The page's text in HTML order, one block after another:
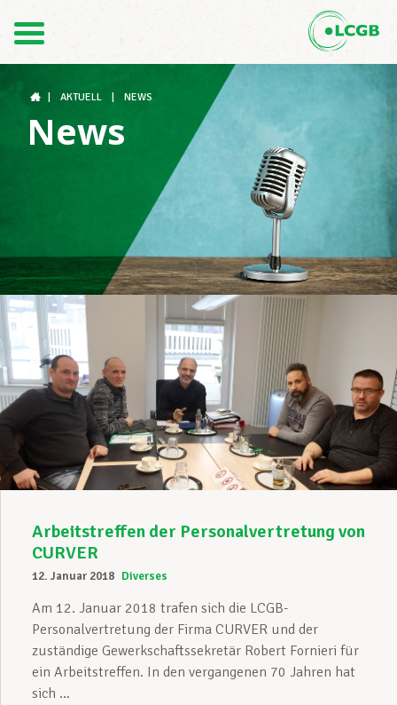
FR
Gewerkschaftsstrukturen
Unterstützung im Arbeitsalltag
Ihre Rechte
Unterstützung im Privatleben
Mitglied werden
Aktuell
AKTUELL NEWS
News
Arbeitstreffen der Personalvertretung von
CURVER
12. Januar 2018 Diverses
Am 12. Januar 2018 trafen sich die LCGB-
Personalvertretung der Firma CURVER und der
zuständige Gewerkschaftssekretär Robert Fornieri für
ein Arbeitstreffen. In den vergangenen 70 Jahren hat
sich ...